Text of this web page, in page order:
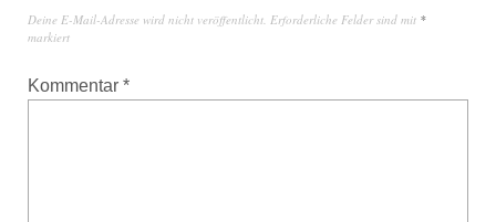
Deine E-Mail-Adresse wird nicht veröffentlicht. Erforderliche Felder sind mit *
markiert
Kommentar *